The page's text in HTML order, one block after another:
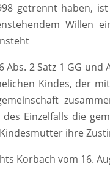
getrennt haben,
Willen
2 Satz 1 GG und
Kindes, der
Einzelfalls die
ihre
Korbach vom 16.